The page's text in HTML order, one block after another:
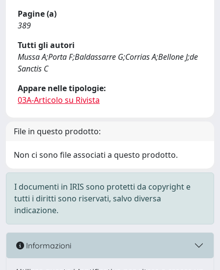
Pagine (a)
389
Tutti gli autori
Mussa A;Porta F;Baldassarre G;Corrias A;Bellone J;de
Sanctis C
Appare nelle tipologie:
03A-Articolo su Rivista
File in questo prodotto:
Non ci sono file associati a questo prodotto.
I documenti in IRIS sono protetti da copyright e
tutti i diritti sono riservati, salvo diversa
indicazione.
Informazioni